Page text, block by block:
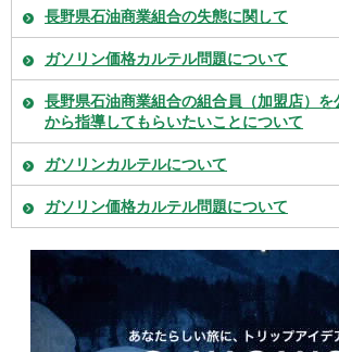
長野県石油商業組合の失態に関して
ガソリン価格カルテル問題について
長野県石油商業組合の組合員（加盟店）を
から指導してもらいたいことについて
ガソリンカルテルについて
ガソリン価格カルテル問題について